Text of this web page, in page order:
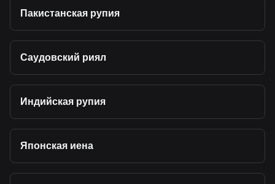
Пакистанская рупия
Саудовский риял
Индийская рупия
Японская иена